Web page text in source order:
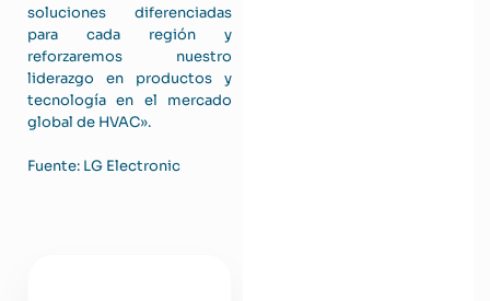
soluciones diferenciadas
para cada región y
reforzaremos nuestro
liderazgo en productos y
tecnología en el mercado
global de HVAC».
Fuente: LG Electronic